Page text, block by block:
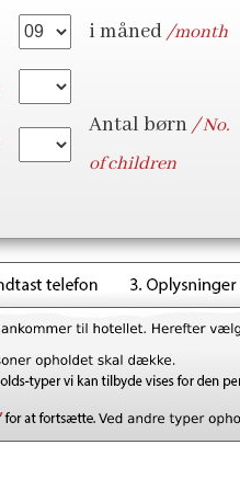
i måned/month
Antal børn/ No.
of children